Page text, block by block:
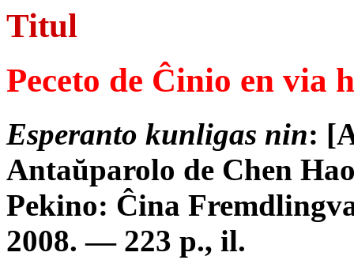
Titul
Peceto de Ĉinio en via
Esperanto kunligas nin:
Antaŭparolo de Chen
Pekino: Ĉina
2008. — 223 p., il.